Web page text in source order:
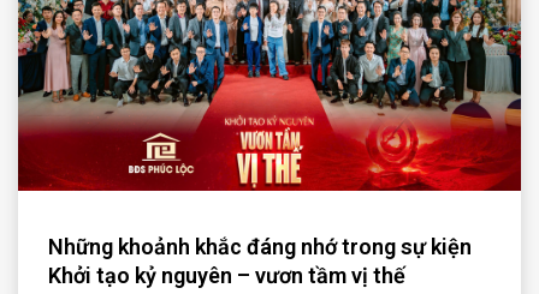
Những khoảnh khắc đáng nhớ trong sự kiện
Khởi tạo kỷ nguyên – vươn tầm vị thế